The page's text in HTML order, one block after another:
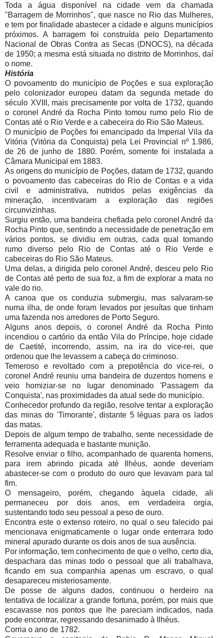
Toda a água disponível na cidade vem da chamada
"Barragem de Morrinhos", que nasce no Rio das Mulheres,
e tem por finalidade abastecer a cidade e alguns municípios
próximos. A barragem foi construída pelo Departamento
Nacional de Obras Contra as Secas (DNOCS), na década
de 1950; a mesma está situada no distrito de Morrinhos, daí
o nome.
História
O povoamento do município de Poções e sua exploração
pelo colonizador europeu datam da segunda metade do
século XVIII, mais precisamente por volta de 1732, quando
o coronel André da Rocha Pinto tomou rumo pelo Rio de
Contas até o Rio Verde e a cabeceira do Rio São Mateus.
O município de Poções foi emancipado da Imperial Vila da
Vitória (Vitória da Conquista) pela Lei Provincial nº 1.986,
de 26 de junho de 1880. Porém, somente foi instalada a
Câmara Municipal em 1883.
As origens do município de Poções, datam de 1732, quando
o povoamento das cabeceiras do Rio de Contas e a vida
civil e administrativa, nutridos pelas exigências da
mineração, incentivaram a exploração das regiões
circunvizinhas.
Surgiu então, uma bandeira chefiada pelo coronel André da
Rocha Pinto que, sentindo a necessidade de penetração em
vários pontos, se dividiu em outras, cada qual tomando
rumo diverso pelo Rio de Contas até o Rio Verde e
cabeceiras do Rio São Mateus.
Uma delas, a dirigida pelo coronel André, desceu pelo Rio
de Contas até perto de sua foz, a fim de explorar a mata no
vale do rio.
A canoa que os conduzia submergiu, mas salvaram-se
numa ilha, de onde foram levados por jesuítas que tinham
uma fazenda nos arredores de Porto Seguro.
Alguns anos depois, o coronel André da Rocha Pinto
incendiou o cartório da então Vila do Príncipe, hoje cidade
de Caetité, incorrendo, assim, na ira do vice-rei, que
ordenou que lhe levassem a cabeça do criminoso.
Temeroso e revoltado com a prepotência do vice-rei, o
coronel André reuniu uma bandeira de duzentos homens e
veio homiziar-se no lugar denominado 'Passagem da
Conquista', nas proximidades da atual sede do município.
Conhecedor profundo da região, resolve tentar a exploração
das minas do 'Timorante', distante 5 léguas para os lados
das matas.
Depois de algum tempo de trabalho, sente necessidade de
ferramenta adequada e bastante munição.
Resolve enviar o filho, acompanhado de quarenta homens,
para irem abrindo picada até Ilhéus, aonde deveriam
abastecer-se com o produto do ouro que levavam para tal
fim.
O mensageiro, porém, chegando àquela cidade, ali
permaneceu por dois anos, em verdadeira orgia,
sustentando todo seu pessoal a peso de ouro.
Encontra este o extenso roteiro, no qual o seu falecido pai
mencionava enigmaticamente o lugar onde enterrara todo
mineral apurado durante os dois anos de sua ausência.
Por informação, tem conhecimento de que o velho, certo dia,
despachara das minas todo o pessoal que ali trabalhava,
ficando em sua companhia apenas um escravo, o qual
desapareceu misteriosamente.
De posse de alguns dados, continuou o herdeiro na
tentativa de localizar a grande fortuna, porém, por mais que
escavasse nos pontos que lhe pareciam indicados, nada
pode encontrar, regressando desanimado à Ilhéus.
Corria o ano de 1782.